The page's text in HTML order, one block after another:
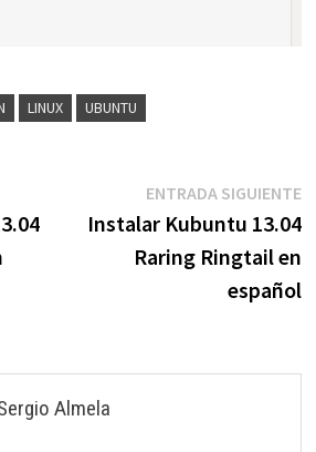
LINUX UBUNTU
ENTRADA SIGUIENTE
Instalar Kubuntu 13.04
Raring Ringtail en
español
Almela